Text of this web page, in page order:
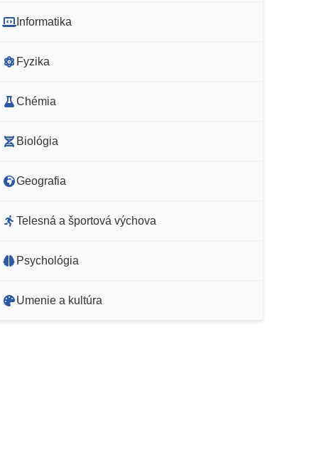
Informatika
Fyzika
Chémia
Biológia
Geografia
Telesná a športová výchova
Psychológia
Umenie a kultúra